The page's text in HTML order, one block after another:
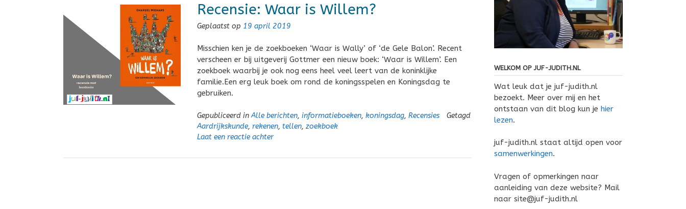
Recensie: Waar is Willem?
Geplaatst op 19 april 2019
Misschien ken je de zoekboeken ‘Waar is Wally’ of ‘de Gele Balon’. Recent
verscheen er bij uitgeverij Gottmer een nieuw boek: ‘Waar is Willem’. Een
zoekboek waarbij je ook nog eens heel veel leert van de koninklijke
familie.Een erg leuk boek om rond de koningsspelen en Koningsdag te
gebruiken.
Gepubliceerd inAlle berichten, informatieboeken, koningsdag, Recensies
Getagd
Aardrijkskunde, rekenen, tellen, zoekboek
Laat een reactie achter
WELKOM OP JUF-JUDITH.NL
Wat leuk dat je juf-judith.nl
bezoekt. Meer over mij en het
ontstaan van dit blog kun je hier
lezen.
juf-judith.nl staat altijd open voor
samenwerkingen.
Vragen of opmerkingen naar
aanleiding van deze website? Mail
naar site@juf-judith.nl